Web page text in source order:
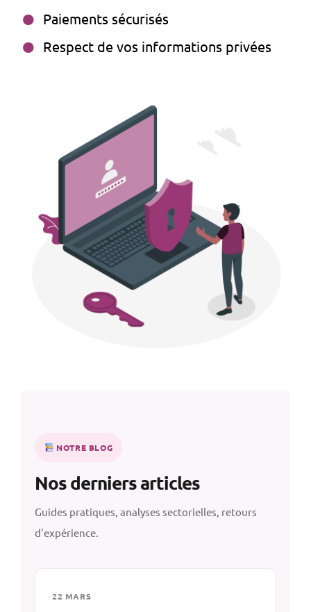
Paiements sécurisés
Respect de vos informations privées
NOTRE BLOG
Nos derniers articles
Guides pratiques, analyses sectorielles, retours
d'expérience.
22 MARS